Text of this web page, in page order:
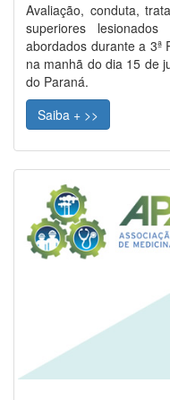
Avaliação, conduta,
superiores
abordados durante a 3ª
na manhã do dia 15 de
do Paraná.
Saiba + >>